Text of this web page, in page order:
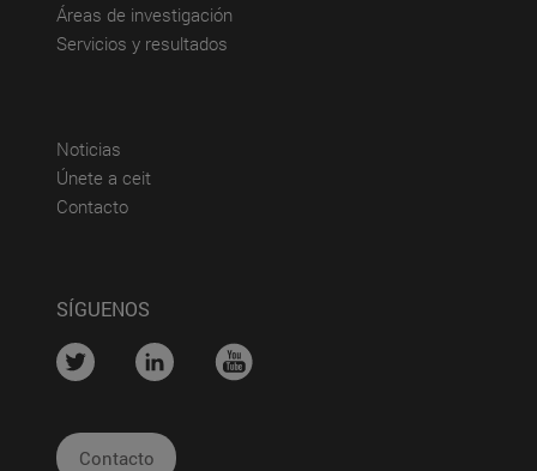
Áreas de investigación
Servicios y resultados
Noticias
Únete a ceit(abre en nueva ventana)
Contacto(abre en nueva ventana)
SÍGUENOS
.... .... ....
Contacto